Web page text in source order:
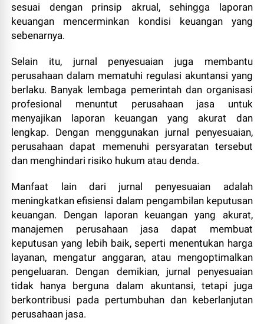
sesuai dengan prinsip akrual, sehingga laporan
keuangan mencerminkan kondisi keuangan yang
sebenarnya.
Selain itu, jurnal penyesuaian juga membantu
perusahaan dalam mematuhi regulasi akuntansi yang
berlaku. Banyak lembaga pemerintah dan organisasi
profesional menuntut perusahaan jasa untuk
menyajikan laporan keuangan yang akurat dan
lengkap. Dengan menggunakan jurnal penyesuaian,
perusahaan dapat memenuhi persyaratan tersebut
dan menghindari risiko hukum atau denda.
Manfaat lain dari jurnal penyesuaian adalah
meningkatkan efisiensi dalam pengambilan keputusan
keuangan. Dengan laporan keuangan yang akurat,
manajemen perusahaan jasa dapat membuat
keputusan yang lebih baik, seperti menentukan harga
layanan, mengatur anggaran, atau mengoptimalkan
pengeluaran. Dengan demikian, jurnal penyesuaian
tidak hanya berguna dalam akuntansi, tetapi juga
berkontribusi pada pertumbuhan dan keberlanjutan
perusahaan jasa.